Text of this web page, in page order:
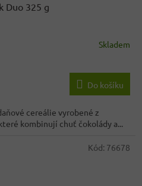
Duo 325 g
Skladem
Do košíku
cereálie vyrobené z
kombinují chuť čokolády a...
Kód: 76678